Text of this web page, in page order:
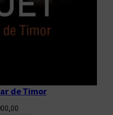
de Timor